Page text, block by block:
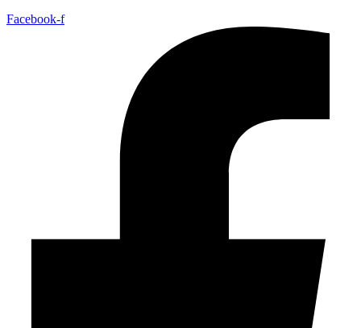
Facebook-f